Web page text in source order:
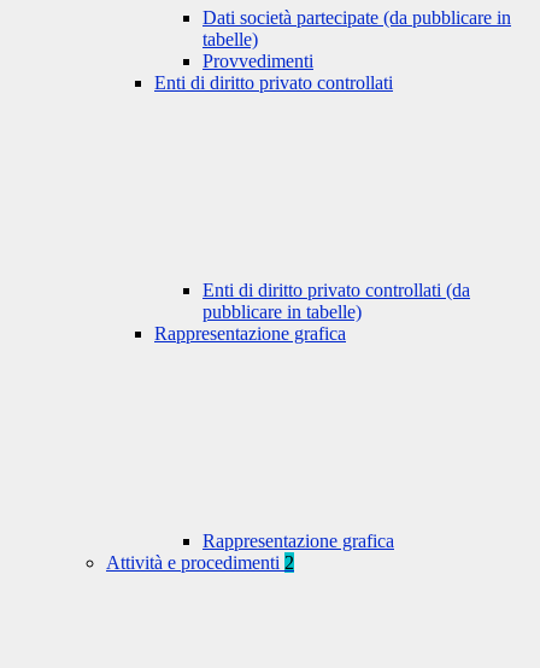
Dati società partecipate (da pubblicare in
tabelle)
Provvedimenti
Enti di diritto privato controllati
Enti di diritto privato controllati (da
pubblicare in tabelle)
Rappresentazione grafica
Rappresentazione grafica
Attività e procedimenti 2